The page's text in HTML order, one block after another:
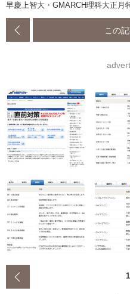
早慶上智大・GMARCH理科大正月
この
1